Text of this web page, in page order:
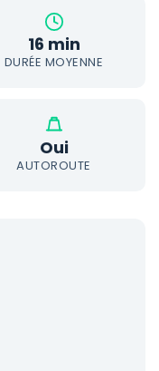
16 min
DURÉE MOYENNE
Oui
AUTOROUTE